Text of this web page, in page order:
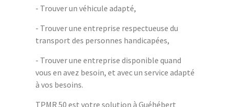
- Trouver un véhicule adapté,
- Trouver une entreprise respectueuse du
transport des personnes handicapées,
- Trouver une entreprise disponible quand
vous en avez besoin, et avec un service adapté
à vos besoins.
TPMR 50 est votre solution à Guéhébert